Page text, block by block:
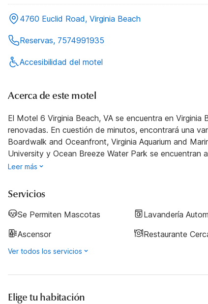
4760 Euclid Road, Virginia Beach
Reservas, 7574991935
Accesibilidad del motel
Acerca de este motel
El Motel 6 Virginia Beach, VA se encuentra en
renovadas. En cuestión de minutos, encontrará una
Boardwalk and Oceanfront, Virginia Aquarium and
University y Ocean Breeze Water Park se encuentran
Leer más
Servicios
Se Permiten Mascotas Lavandería
Ascensor
Restaurante
Ver todos los servicios
Elige tu habitación